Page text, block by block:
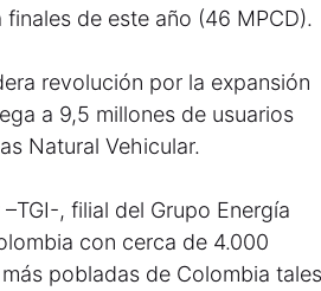
de este año (46 MPCD).
revolución por la expansión
a 9,5 millones de usuarios
Natural Vehicular.
, filial del Grupo Energía
con cerca de 4.000
pobladas de Colombia tales